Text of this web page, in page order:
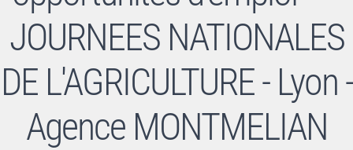
JOURNEES NATIONALES
DE L'AGRICULTURE - Lyon -
Agence MONTMELIAN